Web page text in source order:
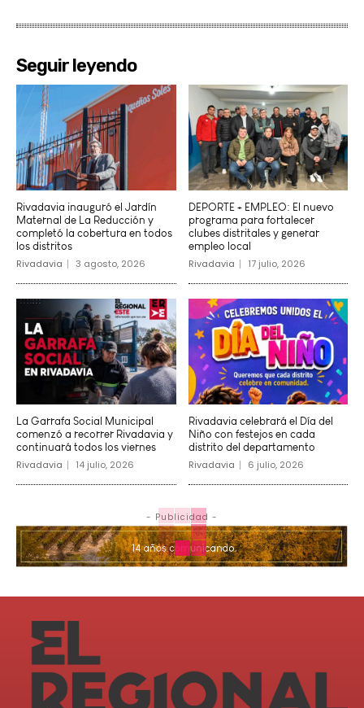
Seguir leyendo
Rivadavia inauguró el Jardín
Maternal de La Reducción y
completó la cobertura en todos
los distritos
Rivadavia 3 agosto, 2026
DEPORTE + EMPLEO: El nuevo
programa para fortalecer
clubes distritales y generar
empleo local
Rivadavia 17 julio, 2026
La Garrafa Social Municipal
comenzó a recorrer Rivadavia y
continuará todos los viernes
Rivadavia 14 julio, 2026
Rivadavia celebrará el Día del
Niño con festejos en cada
distrito del departamento
Rivadavia 6 julio, 2026
- Publicidad -